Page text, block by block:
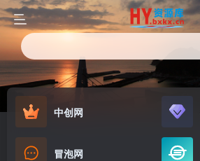
中创网
冒泡网